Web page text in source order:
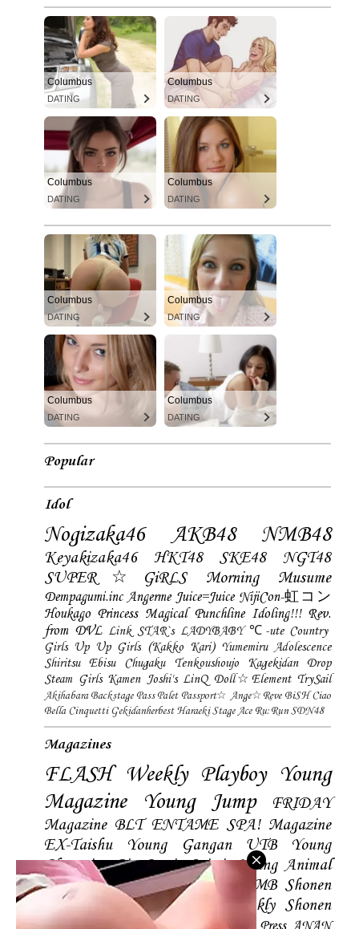
Columbus
DATING
Columbus
DATING
Columbus
DATING
Columbus
DATING
Columbus
DATING
Columbus
DATING
Columbus
DATING
Columbus
DATING
Popular
Idol
Nogizaka46 AKB48 NMB48
Keyakizaka46 HKT48 SKE48
NGT48
SUPER☆GiRLS
Morning Musume
Dempagumi.inc Angerme Juice=Juice NijiCon-虹コン
Houkago Princess Magical Punchline Idoling!!! Rev.
from DVL Link STAR`s LADYBABY ℃-ute Country
Girls Up Up Girls (Kakko Kari) Yumemiru Adolescence
Shiritsu Ebisu Chugaku
Tenkoushoujo Kagekidan
Drop
Steam Girls Kamen Joshi's LinQ Doll☆Element TrySail
Akihabara Backstage Pass Palet Passport☆ Ange☆Reve BiSH Ciao
Bella Cinquetti Gekidanherbest Haraeki Stage Ace Ru:Run SDN48
Magazines
FLASH Weekly Playboy Young
Magazine
Young Jump
FRIDAY
Magazine BLT ENTAME SPA! Magazine
EX-Taishu
Young Gangan UTB
Young
Champion Big Comic Spirtis Young Animal
Shonen Magazine
BUBKA BOMB Shonen
Champion
Manga Action
Weekly Shonen
Photobooks BRODY Hustle Press ANAN